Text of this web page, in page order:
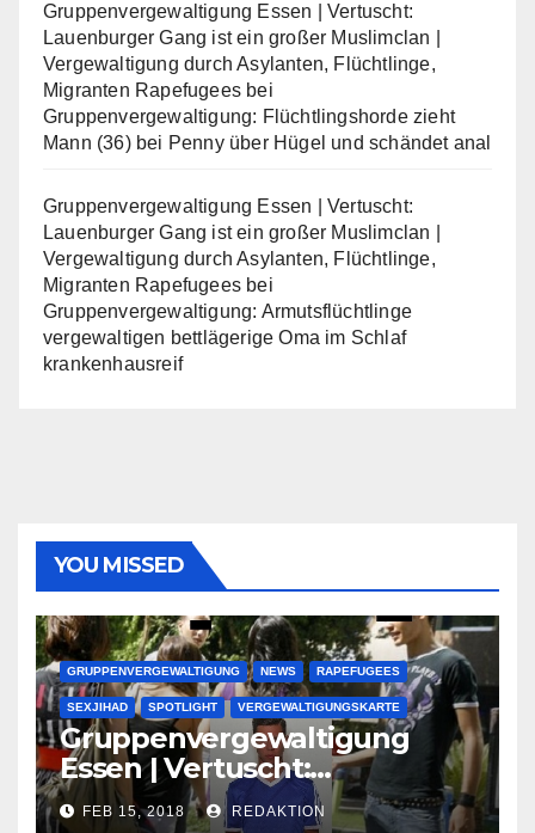
Gruppenvergewaltigung Essen | Vertuscht:
Lauenburger Gang ist ein großer Muslimclan |
Vergewaltigung durch Asylanten, Flüchtlinge,
Migranten Rapefugees bei
Gruppenvergewaltigung: Flüchtlingshorde zieht
Mann (36) bei Penny über Hügel und schändet anal
Gruppenvergewaltigung Essen | Vertuscht:
Lauenburger Gang ist ein großer Muslimclan |
Vergewaltigung durch Asylanten, Flüchtlinge,
Migranten Rapefugees bei
Gruppenvergewaltigung: Armutsflüchtlinge
vergewaltigen bettlägerige Oma im Schlaf
krankenhausreif
YOU MISSED
GRUPPENVERGEWALTIGUNG NEWS RAPEFUGEES
SEXJIHAD SPOTLIGHT VERGEWALTIGUNGSKARTE
Gruppenvergewaltigung
Essen | Vertuscht:
Lauenburger Gang ist ein
FEB 15, 2018 REDAKTION